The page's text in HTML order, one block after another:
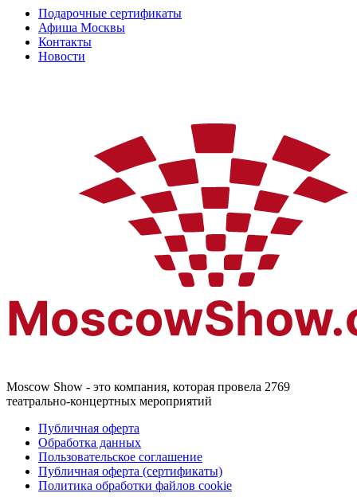
Подарочные сертификаты
Афиша Москвы
Контакты
Новости
Moscow Show - это компания, которая провела 2769
театрально-концертных мероприятий
Публичная оферта
Обработка данных
Пользовательское соглашение
Публичная оферта (сертификаты)
Политика обработки файлов cookie